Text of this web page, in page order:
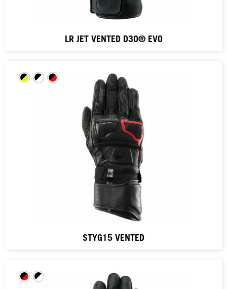
LR JET VENTED D3O® EVO
STYG15 VENTED